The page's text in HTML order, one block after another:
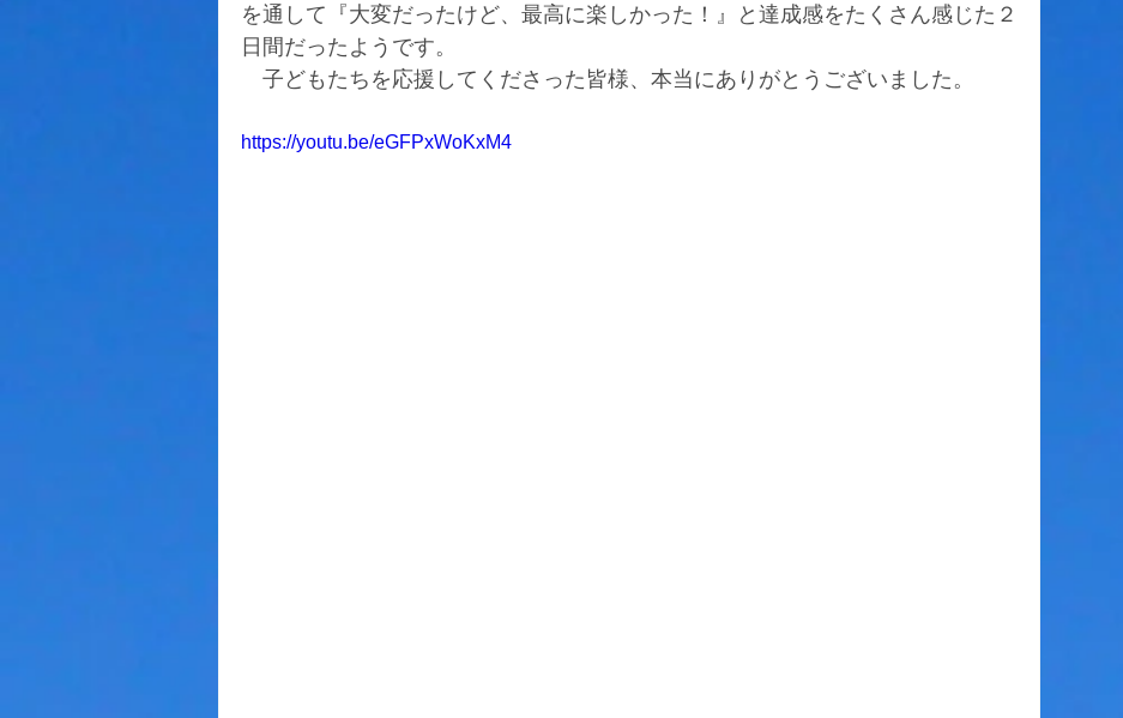
を通して『大変だったけど、最高に楽しかった！』と達成感をたくさん感じた２
日間だったようです。
子どもたちを応援してくださった皆様、本当にありがとうございました。
https://youtu.be/eGFPxWoKxM4